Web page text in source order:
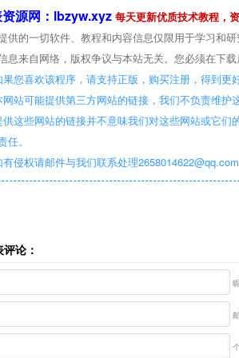
源网：lbzyw.xyz 每天更新优质技术教程，
供的一切软件、教程和内容信息仅限用于学习和
息来自网络，版权争议与本站无关。您必须在下
果您喜欢该程序，请支持正版，购买注册，得到更
网站可能提供第三方网站的链接，我们不负责维护
供这些网站的链接并不意味我们对这些网站或它
任。
有侵权请邮件与我们联系处理
评论：